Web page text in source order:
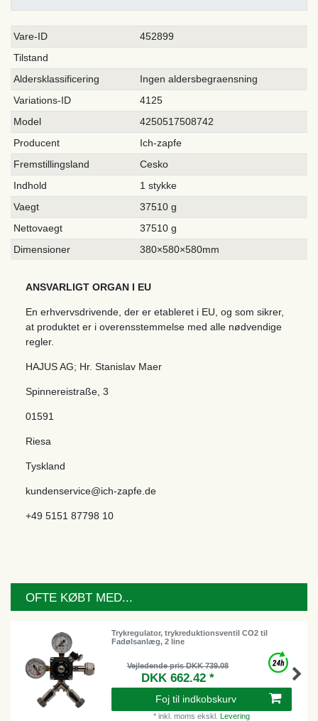
Ceres::Template.singleItemTechnicalDataAttribute
Ceres::Template.singleItemTechnicalDataValue
Vare-ID
452899
Tilstand
Aldersklassificering
Ingen aldersbegraensning
Variations-ID
4125
Model
4250517508742
Producent
Ich-zapfe
Fremstillingsland
Cesko
Indhold
1 stykke
Vaegt
37510 g
Nettovaegt
37510 g
Dimensioner
380×580×580mm
ANSVARLIGT ORGAN I EU
En erhvervsdrivende, der er etableret i EU, og som sikrer,
at produktet er i overensstemmelse med alle nødvendige
regler.
HAJUS AG; Hr. Stanislav Maer
Spinnereistraße 3
01591
Riesa
Tyskland
kundenservice@ich-zapfe.de
+49 5151 87798 10
OFTE KØBT MED...
Trykregulator, trykreduktionsventil CO2 til
Fadølsanlæg, 2 line
Vejledende pris DKK 739.08
DKK 662.42 *
Foj til indkobskurv
* inkl. moms ekskl. Levering